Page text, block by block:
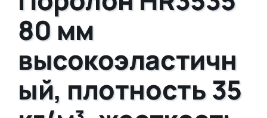
80 мм
высокоэластичн
ый, плотность 35